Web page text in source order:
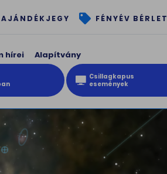
AJÁNDÉKJEGY FÉNYÉV BÉRLET
hírei Alapítvány
Csillagkapus
események